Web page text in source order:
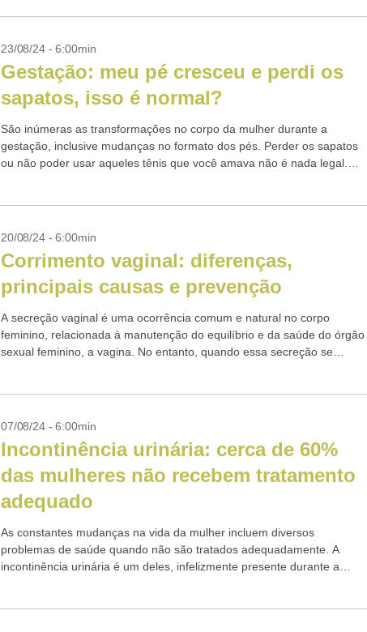
23/08/24 - 6:00min
Gestação: meu pé cresceu e perdi os
sapatos, isso é normal?
São inúmeras as transformações no corpo da mulher durante a
gestação, inclusive mudanças no formato dos pés. Perder os sapatos
ou não poder usar aqueles tênis que você amava não é nada legal.
20/08/24 - 6:00min
Corrimento vaginal: diferenças,
principais causas e prevenção
A secreção vaginal é uma ocorrência comum e natural no corpo
feminino, relacionada à manutenção do equilíbrio e da saúde do órgão
sexual feminino, a vagina. No entanto, quando essa secreção se
07/08/24 - 6:00min
Incontinência urinária: cerca de 60%
das mulheres não recebem tratamento
adequado
As constantes mudanças na vida da mulher incluem diversos
problemas de saúde quando não são tratados adequadamente. A
incontinência urinária é um deles, infelizmente presente durante a